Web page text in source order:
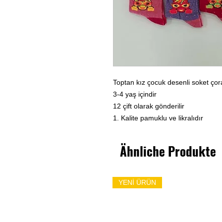
Toptan kız çocuk desenli soket
3-4 yaş içindir
12 çift olarak gönderilir
1. Kalite pamuklu ve likralıdır
Ähnliche Produkte
YENİ ÜRÜN